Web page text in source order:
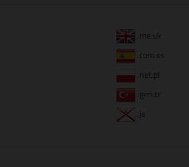
.me.uk
.com.es
.net.pl
.gen.tr
.je